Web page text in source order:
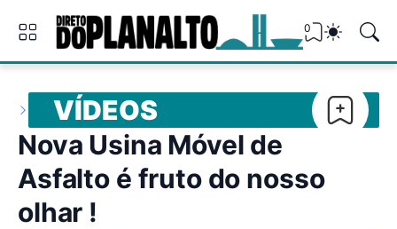
0
VÍDEOS
Nova Usina Móvel de
Asfalto é fruto do nosso
olhar !